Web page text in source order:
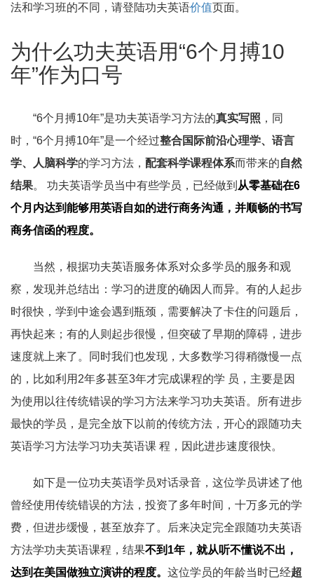
法和学习班的不同，请登陆功夫英语价值页面。
为什么功夫英语用“6个月搏10
年”作为口号
“6个月搏10年”是功夫英语学习方法的真实写照 ，同
时，“6个月搏10年”是一个经过整合国际前沿心理学、语言
学、人脑科学的学习方法， 配套科学课程体系而带来的自然
结果。 功夫英语学员当中有些学员，已经做到 从零基础在6
个月内达到能够用英语自如的进行商务沟通，并顺畅的书写
商务信函的程度。
当然，根据功夫英语服务体系对众多学员的服务和观
察，发现并总结出：学习的进度的确因人而异。有的人起步
时很快，学到中途会遇到瓶颈，需要解决了卡住的问题后，
再快起来；有的人则起步很慢，但突破了早期的障碍，进步
速度就上来了。同时我们也发现，大多数学习得稍微慢一点
的，比如利用2年多甚至3年才完成课程的学 员，主要是因
为使用以往传统错误的学习方法来学习功夫英语。所有进步
最快的学员，是完全放下以前的传统方法，开心的跟随功夫
英语学习方法学习功夫英语课 程，因此进步速度很快。
如下是一位功夫英语学员对话录音，这位学员讲述了他
曾经使用传统错误的方法，投资了多年时间，十万多元的学
费，但进步缓慢，甚至放弃了。后来决定完全跟随功夫英语
方法学功夫英语课程，结果不到1年，就从听不懂说不出，
达到在美国做独立演讲的程度。 这位学员的年龄当时已经超